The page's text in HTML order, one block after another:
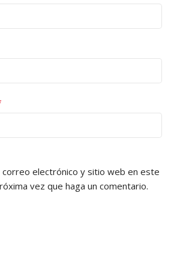
correo electrónico y sitio web en este
vez que haga un comentario.